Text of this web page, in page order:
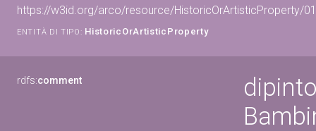
https://w3id.org/arco/resource/HistoricOrArtisticProperty/
ENTITÀ DI TIPO: HistoricOrArtisticProperty
rdfs:comment